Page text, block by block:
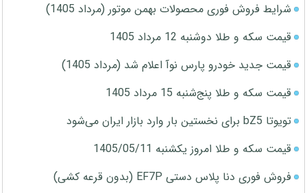
شرایط فروش فوری محصولات بهمن موتور (مرداد 1405)
قیمت سکه و طلا دوشنبه 12 مرداد 1405
قیمت جدید خودرو پارس نوآ اعلام شد (مرداد 1405)
قیمت سکه و طلا پنج‌شنبه 15 مرداد 1405
تویوتا bZ5 برای نخستین بار وارد بازار ایران می‌شود
قیمت سکه و طلا امروز یکشنبه 1405/05/11
فروش فوری دنا پلاس دستی EF7P (بدون قرعه کشی)